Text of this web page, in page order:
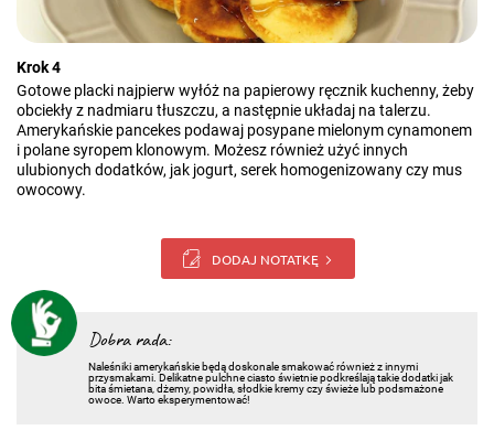
Krok 4
Gotowe placki najpierw wyłóż na papierowy ręcznik kuchenny, żeby
obciekły z nadmiaru tłuszczu, a następnie układaj na talerzu.
Amerykańskie pancekes podawaj posypane mielonym cynamonem
i polane syropem klonowym. Możesz również użyć innych
ulubionych dodatków, jak jogurt, serek homogenizowany czy mus
owocowy.
DODAJ NOTATKĘ
Dobra rada:
Naleśniki amerykańskie będą doskonale smakować również z innymi
przysmakami. Delikatne pulchne ciasto świetnie podkreślają takie dodatki jak
bita śmietana, dżemy, powidła, słodkie kremy czy świeże lub podsmażone
owoce. Warto eksperymentować!